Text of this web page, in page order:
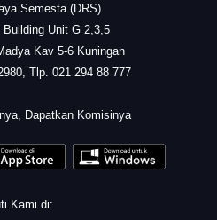
Semesta (DRS)
Building Unit G 2,3,5
Kav 5-6 Kuningan
Tlp. 021 294 88 777
Dapatkan Komisinya
Kami di: